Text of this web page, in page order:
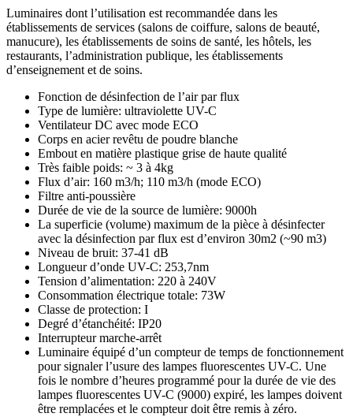
Luminaires dont l’utilisation est recommandée dans les
établissements de services (salons de coiffure, salons de beauté,
manucure), les établissements de soins de santé, les hôtels, les
restaurants, l’administration publique, les établissements
d’enseignement et de soins.
Fonction de désinfection de l’air par flux
Type de lumière: ultraviolette UV-C
Ventilateur DC avec mode ECO
Corps en acier revêtu de poudre blanche
Embout en matière plastique grise de haute qualité
Très faible poids: ~ 3 à 4kg
Flux d’air: 160 m3/h; 110 m3/h (mode ECO)
Filtre anti-poussière
Durée de vie de la source de lumière: 9000h
La superficie (volume) maximum de la pièce à désinfecter
avec la désinfection par flux est d’environ 30m2 (~90 m3)
Niveau de bruit: 37-41 dB
Longueur d’onde UV-C: 253,7nm
Tension d’alimentation: 220 à 240V
Consommation électrique totale: 73W
Classe de protection: I
Degré d’étanchéité: IP20
Interrupteur marche-arrêt
Luminaire équipé d’un compteur de temps de fonctionnement
pour signaler l’usure des lampes fluorescentes UV-C. Une
fois le nombre d’heures programmé pour la durée de vie des
lampes fluorescentes UV-C (9000) expiré, les lampes doivent
être remplacées et le compteur doit être remis à zéro.